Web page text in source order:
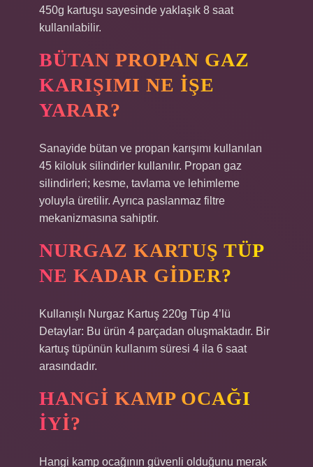
450g kartuşu sayesinde yaklaşık 8 saat
kullanılabilir.
BÜTAN PROPAN GAZ
KARIŞIMI NE IŞE
YARAR?
Sanayide bütan ve propan karışımı kullanılan
45 kiloluk silindirler kullanılır. Propan gaz
silindirleri; kesme, tavlama ve lehimleme
yoluyla üretilir. Ayrıca paslanmaz filtre
mekanizmasına sahiptir.
NURGAZ KARTUŞ TÜP
NE KADAR GIDER?
Kullanışlı Nurgaz Kartuş 220g Tüp 4’lü
Detaylar: Bu ürün 4 parçadan oluşmaktadır. Bir
kartuş tüpünün kullanım süresi 4 ila 6 saat
arasındadır.
HANGI KAMP OCAĞI
IYI?
Hangi kamp ocağının güvenli olduğunu merak